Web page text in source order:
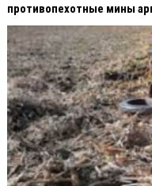
противопехотные мины